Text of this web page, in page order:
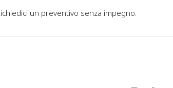
un preventivo senza impegno.